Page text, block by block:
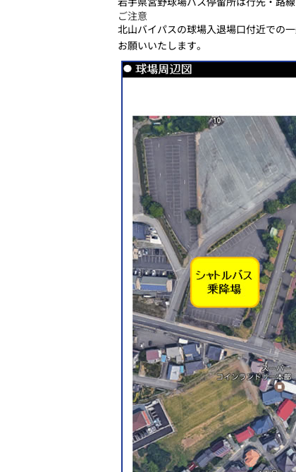
ご注意
北山バイパスの球場入退場口付近での
お願いいたします。